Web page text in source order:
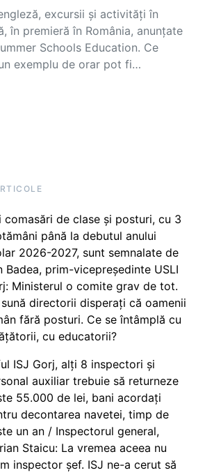
excursii și activități în
în premieră în România, anunțate
Schools Education. Ce
exemplu de orar pot fi…
comasări de clase și posturi, cu 3
până la debutul anului
2026-2027, sunt semnalate de
Badea, prim-vicepreședinte USLI
Ministerul o comite grav de tot.
directorii disperați că oamenii
fără posturi. Ce se întâmplă cu
cu educatorii?
ISJ Gorj, alți 8 inspectori și
auxiliar trebuie să returneze
55.000 de lei, bani acordați
decontarea navetei, timp de
un an / Inspectorul general,
Staicu: La vremea aceea nu
inspector șef. ISJ ne-a cerut să